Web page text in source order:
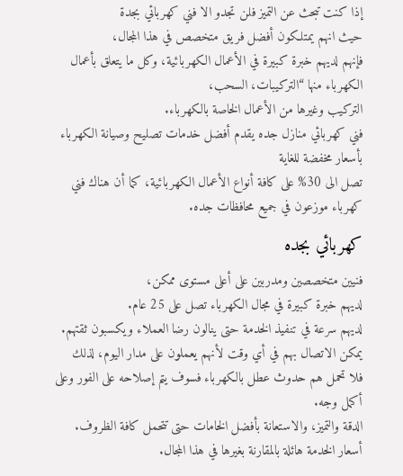
إذا كنت تبحث عن التميز فلن تجدو الا فني كهربائي بجدة
حيث انهم يمتلكون أفضل فريق متخصص في هذا المجال،
فإنهم لديهم خبرة كبيرة في الأعمال الكهربائية، وكل ما يتعلق بأعمال
الكهرباء منها “التركيبات، السحب،
التركيب وغيرها من الأعمال الخاصة بالكهرباء.
فني كهربائي منازل جده يقدم أفضل خدمات تصليح وصيانة الكهرباء
بأسعار مخفضة للغاية
تصل الى 30% على كافة أنواع الأعمال الكهربائية، كما أن هناك فني
كهرباء موزعون في جميع محافظات جده.
كهربائي بجده
فنيين متخصصين ومدربين على أعلى مستوى ممكن،
لديهم خبرة كبيرة في مجال الكهرباء تصل على 25 عام.
لديهم سرعة في تنفيذ الخدمة حتى ينالون رضا العملاء ويكسبون ثقتهم.
يمكن الاتصال بهم في أي وقت لأنهم يعملون على مدار اليوم، لذلك
فلا تحمل هم حدوث عطل بالكهرباء فسوف يتم إصلاحه على الفور وعلى
أكمل وجه.
الدقة والتميز، والاستعانة بأفضل الخامات حتى تتحمل كافة الظروف.
أسعار الخدمة هائلة بالمقارنة بغيرها في هذا المجال.